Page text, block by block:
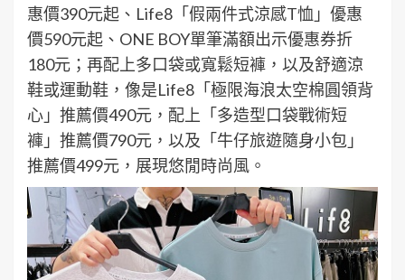
惠價390元起、Life8「假兩件式涼感T恤」優惠
價590元起、ONE BOY單筆滿額出示優惠券折
180元；再配上多口袋或寬鬆短褲，以及舒適涼
鞋或運動鞋，像是Life8「極限海浪太空棉圓領背
心」推薦價490元，配上「多造型口袋戰術短
褲」推薦價790元，以及「牛仔旅遊隨身小包」
推薦價499元，展現悠閒時尚風。